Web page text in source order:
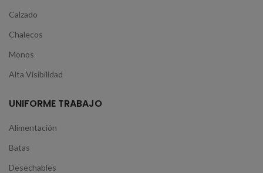
Calzado
Chalecos
Monos
Alta Visibilidad
UNIFORME TRABAJO
Alimentación
Batas
Desechables